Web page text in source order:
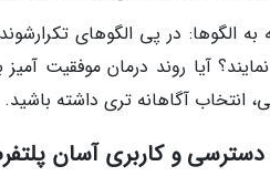
به الگوها: در پی الگوهای
آیا روند درمان موفقیت
انتخاب آگاهانه تری داشته باشید.
و کاربری آسان